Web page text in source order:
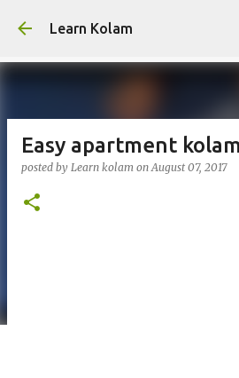
Learn Kolam
Easy apartment
posted by Learn kolam onAugust 07, 2017